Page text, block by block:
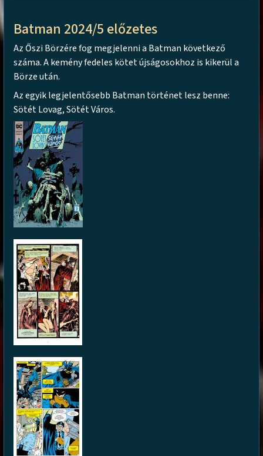
Batman 2024/5 előzetes
Az Őszi Börzére fog megjelenni a Batman következő
száma. A kemény fedeles kötet újságosokhoz is kikerül a
Börze után.
Az egyik legjelentősebb Batman történet lesz benne:
Sötét Lovag, Sötét Város.